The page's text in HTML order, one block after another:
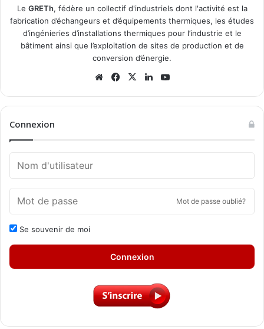
Le GRETh, fédère un collectif d'industriels dont l'activité est la
fabrication d’échangeurs et d’équipements thermiques, les études
d’ingénieries d’installations thermiques pour l’industrie et le
bâtiment ainsi que l’exploitation de sites de production et de
conversion d’énergie.
WebsiteFacebook
X Linkedin
Connexion
Mot de passe oublié?
Se souvenir de moi
Connexion